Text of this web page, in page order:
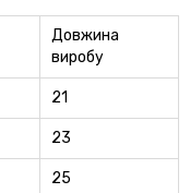
Довжина
виробу
21
23
25